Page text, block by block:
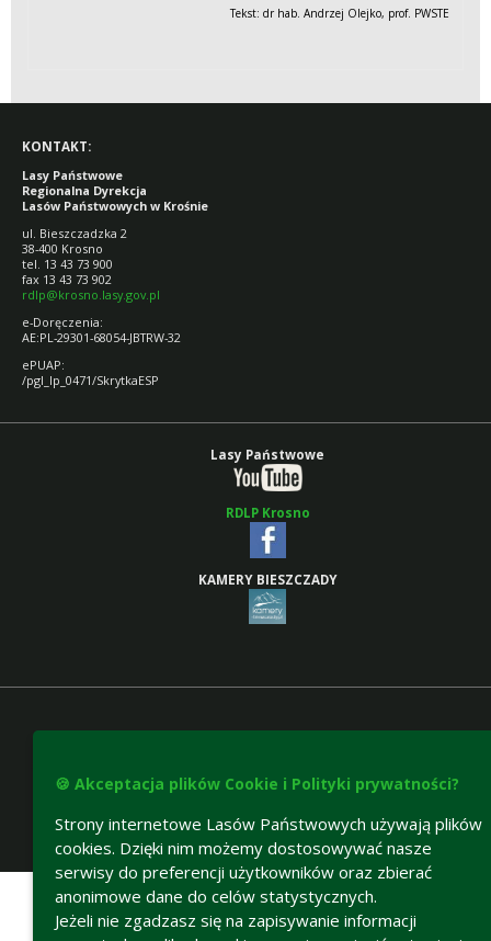
Tekst: dr hab. Andrzej Olejko, prof. PWSTE
KONTAKT:
Lasy Państwowe
Regionalna Dyrekcja
Lasów Państwowych w Krośnie
ul. Bieszczadzka 2
38-400 Krosno
tel. 13 43 73 900
fax 13 43 73 902
rdlp@krosno.lasy.gov.pl
e-Doręczenia:
AE:PL-29301-68054-JBTRW-32
ePUAP:
/pgl_lp_0471/SkrytkaESP
Lasy Państwowe
RDLP Krosno
KAMERY BIESZCZADY
Deklaracja dostępności
🍪 Akceptacja plików Cookie i Polityki prywatności?
Strony internetowe Lasów Państwowych używają plików
cookies. Dzięki nim możemy dostosowywać nasze
serwisy do preferencji użytkowników oraz zbierać
anonimowe dane do celów statystycznych.
Jeżeli nie zgadzasz się na zapisywanie informacji